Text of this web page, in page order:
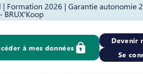
| Formation 2026 | Garantie autonomie
BRUX'Koop
à mes données
Devenir
Se